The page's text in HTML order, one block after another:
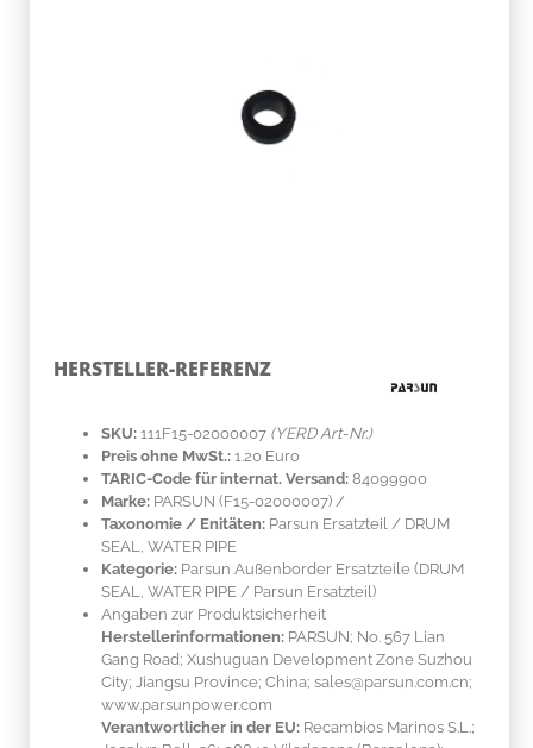
HERSTELLER-REFERENZ
SKU: 111F15-02000007 (YERD Art-Nr.)
Preis ohne MwSt.: 1.20 Euro
TARIC-Code für internat. Versand: 84099900
Marke: PARSUN (F15-02000007) /
Taxonomie / Enitäten: Parsun Ersatzteil / DRUM
SEAL, WATER PIPE
Kategorie: Parsun Außenborder Ersatzteile (DRUM
SEAL, WATER PIPE / Parsun Ersatzteil)
Angaben zur Produktsicherheit
Herstellerinformationen: PARSUN; No. 567 Lian
Gang Road; Xushuguan Development Zone Suzhou
City; Jiangsu Province; China; sales@parsun.com.cn;
www.parsunpower.com
Verantwortlicher in der EU: Recambios Marinos S.L.;